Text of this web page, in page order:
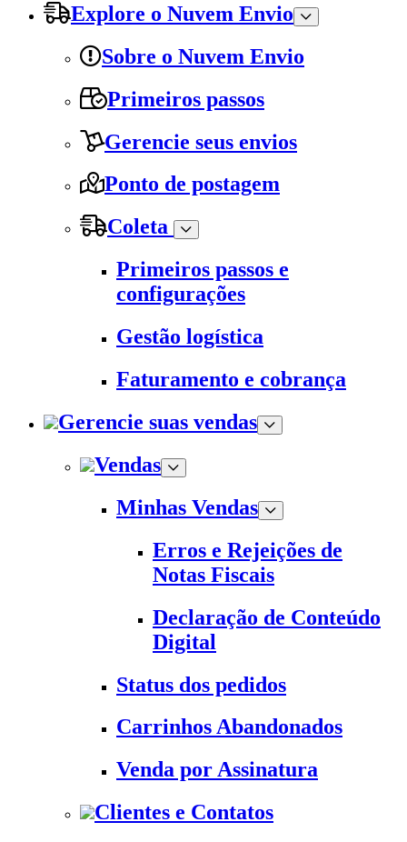
Explore o Nuvem Envio
Sobre o Nuvem Envio
Primeiros passos
Gerencie seus envios
Ponto de postagem
Coleta
Primeiros passos e
configurações
Gestão logística
Faturamento e cobrança
Gerencie suas vendas
Vendas
Minhas Vendas
Erros e Rejeições de
Notas Fiscais
Declaração de Conteúdo
Digital
Status dos pedidos
Carrinhos Abandonados
Venda por Assinatura
Clientes e Contatos